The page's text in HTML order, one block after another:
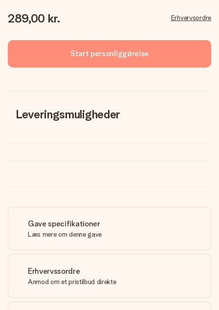
289,00 kr. Erhvervsordre
Start personliggørelse
Leveringsmuligheder
Gave specifikationer
Læs mere om denne gave
Erhvervssordre
Anmod om et pristilbud direkte